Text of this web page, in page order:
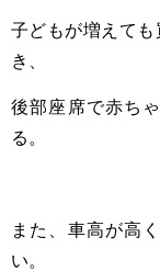
子どもが増えて
き、
後部座席で赤ち
る。
また、車高が高
い。